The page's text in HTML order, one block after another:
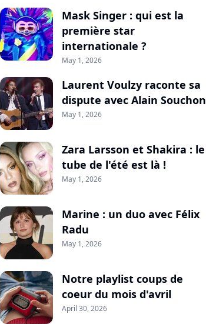
Mask Singer : qui est la
première star
internationale ?
May 1, 2026
Laurent Voulzy raconte sa
dispute avec Alain Souchon
May 1, 2026
Zara Larsson et Shakira : le
tube de l'été est là !
May 1, 2026
Marine : un duo avec Félix
Radu
May 1, 2026
Notre playlist coups de
coeur du mois d'avril
April 30, 2026